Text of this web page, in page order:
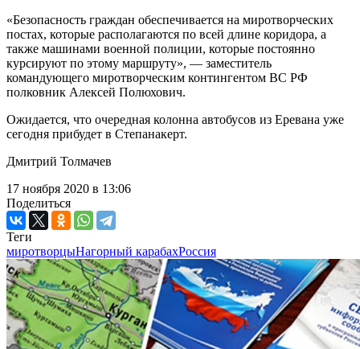
«Безопасность граждан обеспечивается на миротворческих
постах, которые располагаются по всей длине коридора, а
также машинами военной полиции, которые постоянно
курсируют по этому маршруту», — заместитель
командующего миротворческим контингентом ВС РФ
полковник Алексей Полюхович.
Ожидается, что очередная колонна автобусов из Еревана уже
сегодня прибудет в Степанакерт.
Дмитрий Толмачев
17 ноября 2020 в 13:06
Поделиться
Теги
миротворцыНагорный карабахРоссия